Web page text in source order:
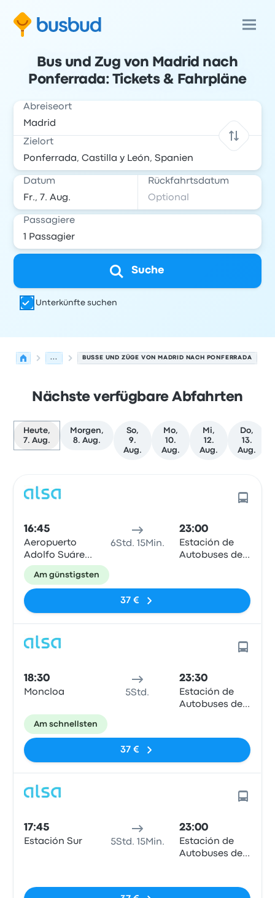
Bus und Zug von Madrid nach
Ponferrada: Tickets & Fahrpläne
Abreiseort
Zielort
Datum Rückfahrtsdatum
Passagiere
Suche
Unterkünfte suchen
... BUSSE UND ZÜGE VON MADRID NACH PONFERRADA
Nächste verfügbare Abfahrten
Heute,
7. Aug.
Morgen,
8. Aug.
So,
9.
Aug.
Mo,
10.
Aug.
Mi,
12.
Aug.
Do,
13.
Aug.
16:45
Aeropuerto
Adolfo Suárez
Madrid-
Barajas, MAD
T4
6Std. 15Min.
23:00
Estación de
Autobuses de
Am günstigsten
37 €
18:30
Moncloa 5Std.
23:30
Estación de
Autobuses de
Am schnellsten
37 €
17:45
Estación Sur 5Std. 15Min.
23:00
Estación de
Autobuses de